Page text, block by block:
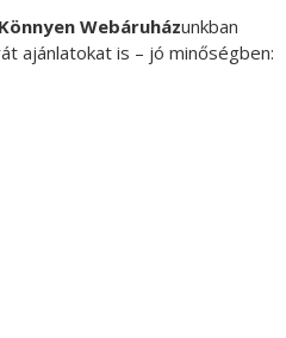
Webáruházunkban
ajánlatokat is – jó minőségben: